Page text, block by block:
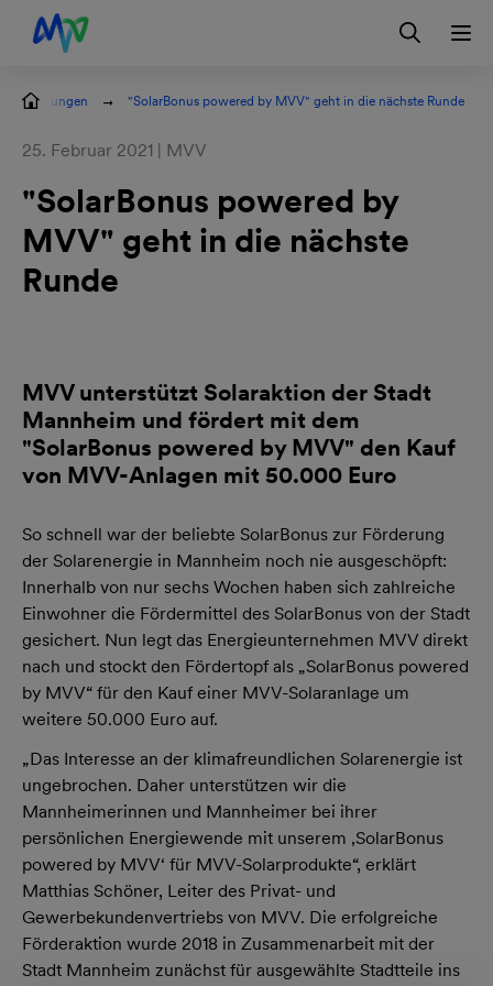
Zur Hauptnavigation springen
Zum Hauptinhalt springen
Zur Footernavigation springen
Kontakt EN Login
"SolarBonus powered by MVV" geht in die nächste Runde
25. Februar 2021 | MVV
"SolarBonus powered by
MVV" geht in die nächste
Runde
MVV unterstützt Solaraktion der Stadt
Mannheim und fördert mit dem
"SolarBonus powered by MVV" den Kauf
von MVV-Anlagen mit 50.000 Euro
So schnell war der beliebte SolarBonus zur Förderung
der Solarenergie in Mannheim noch nie ausgeschöpft:
Innerhalb von nur sechs Wochen haben sich zahlreiche
Einwohner die Fördermittel des SolarBonus von der Stadt
gesichert. Nun legt das Energieunternehmen MVV direkt
nach und stockt den Fördertopf als „SolarBonus powered
by MVV“ für den Kauf einer MVV-Solaranlage um
weitere 50.000 Euro auf.
„Das Interesse an der klimafreundlichen Solarenergie ist
ungebrochen. Daher unterstützen wir die
Mannheimerinnen und Mannheimer bei ihrer
persönlichen Energiewende mit unserem ‚SolarBonus
powered by MVV‘ für MVV-Solarprodukte“, erklärt
Matthias Schöner, Leiter des Privat- und
Gewerbekundenvertriebs von MVV. Die erfolgreiche
Förderaktion wurde 2018 in Zusammenarbeit mit der
Stadt Mannheim zunächst für ausgewählte Stadtteile ins